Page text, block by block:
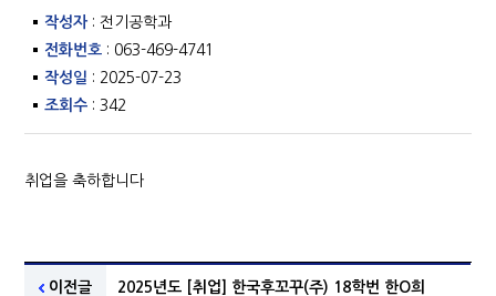
작성자 : 전기공학과
전화번호 : 063-469-4741
작성일 : 2025-07-23
조회수 : 342
취업을 축하합니다
이전글 2025년도 [취업] 한국후꼬꾸(주) 18학번 한O희